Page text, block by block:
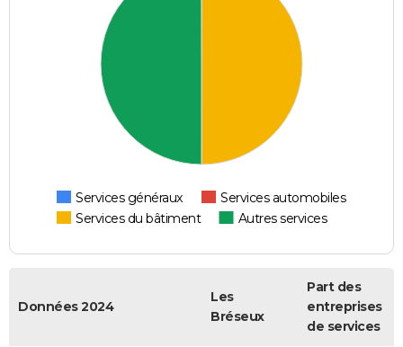
Services généraux
Services automobiles
Services du bâtiment
Autres services
Données 2024
Les
Bréseux
Part des
entreprises
de services